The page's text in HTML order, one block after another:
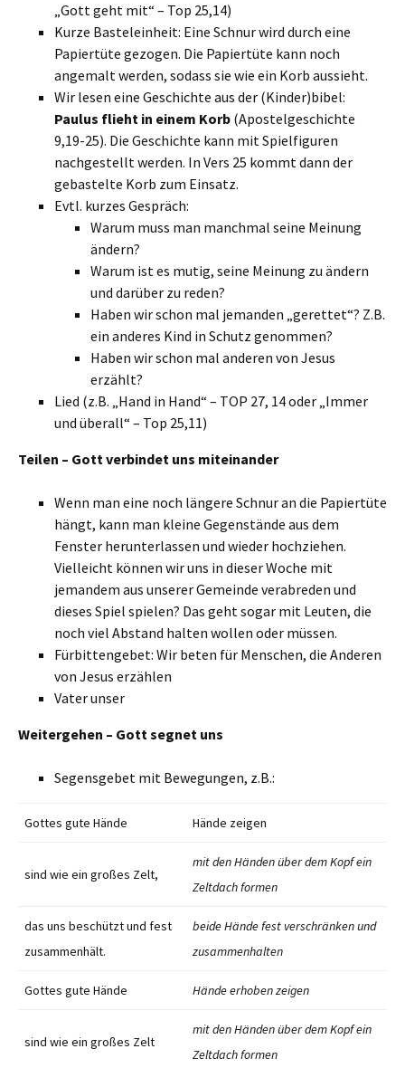
„Gott geht mit“ – Top 25,14)
Kurze Basteleinheit: Eine Schnur wird durch eine
Papiertüte gezogen. Die Papiertüte kann noch
angemalt werden, sodass sie wie ein Korb aussieht.
Wir lesen eine Geschichte aus der (Kinder)bibel:
Paulus flieht in einem Korb (Apostelgeschichte
9,19-25). Die Geschichte kann mit Spielfiguren
nachgestellt werden. In Vers 25 kommt dann der
gebastelte Korb zum Einsatz.
Evtl. kurzes Gespräch:
Warum muss man manchmal seine Meinung
ändern?
Warum ist es mutig, seine Meinung zu ändern
und darüber zu reden?
Haben wir schon mal jemanden „gerettet“? Z.B.
ein anderes Kind in Schutz genommen?
Haben wir schon mal anderen von Jesus
erzählt?
Lied (z.B. „Hand in Hand“ – TOP 27, 14 oder „Immer
und überall“ – Top 25,11)
Teilen – Gott verbindet uns miteinander
Wenn man eine noch längere Schnur an die Papiertüte
hängt, kann man kleine Gegenstände aus dem
Fenster herunterlassen und wieder hochziehen.
Vielleicht können wir uns in dieser Woche mit
jemandem aus unserer Gemeinde verabreden und
dieses Spiel spielen? Das geht sogar mit Leuten, die
noch viel Abstand halten wollen oder müssen.
Fürbittengebet: Wir beten für Menschen, die Anderen
von Jesus erzählen
Vater unser
Weitergehen – Gott segnet uns
Segensgebet mit Bewegungen, z.B.:
Gottes gute Hände Hände zeigen
sind wie ein großes Zelt,
mit den Händen über dem Kopf ein
Zeltdach formen
das uns beschützt und fest
zusammenhält.
beide Hände fest verschränken und
zusammenhalten
Gottes gute Hände Hände erhoben zeigen
sind wie ein großes Zelt
mit den Händen über dem Kopf ein
Zeltdach formen